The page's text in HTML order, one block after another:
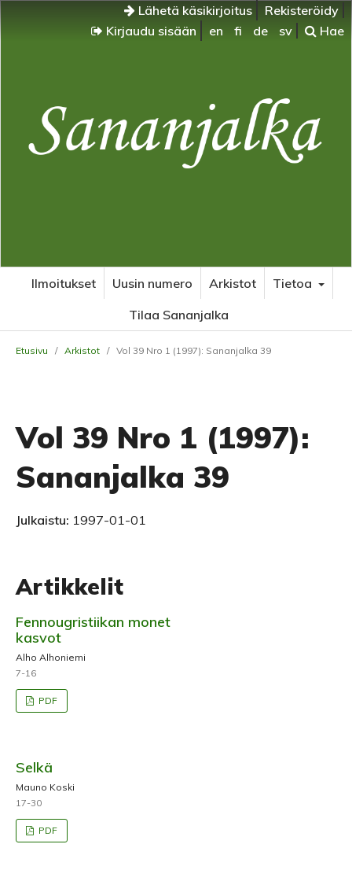
Lähetä käsikirjoitus
Rekisteröidy
Kirjaudu sisään
en fi de sv Hae
Ilmoitukset Uusin numero Arkistot
Tietoa
Tilaa Sananjalka
Etusivu / Arkistot / Vol 39 Nro 1 (1997): Sananjalka 39
Vol 39 Nro 1 (1997):
Sananjalka 39
Julkaistu: 1997-01-01
Artikkelit
Fennougristiikan monet
kasvot
Alho Alhoniemi
7-16
PDF
Selkä
Mauno Koski
17-30
PDF